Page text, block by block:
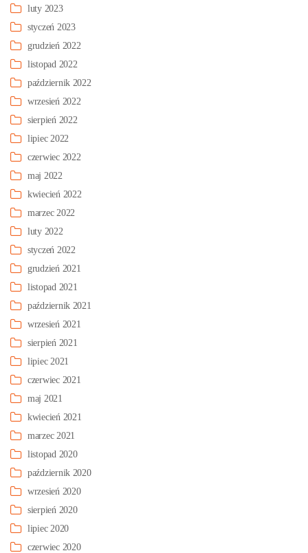
luty 2023
styczeń 2023
grudzień 2022
listopad 2022
październik 2022
wrzesień 2022
sierpień 2022
lipiec 2022
czerwiec 2022
maj 2022
kwiecień 2022
marzec 2022
luty 2022
styczeń 2022
grudzień 2021
listopad 2021
październik 2021
wrzesień 2021
sierpień 2021
lipiec 2021
czerwiec 2021
maj 2021
kwiecień 2021
marzec 2021
listopad 2020
październik 2020
wrzesień 2020
sierpień 2020
lipiec 2020
czerwiec 2020